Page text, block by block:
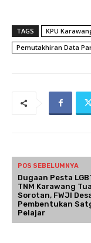
TAGS KPU
Pemutakhiran Data
POS SEBELUMNYA
Dugaan Pesta
TNM Karawang
Sorotan, FWJI
Pembentukan
Pelajar